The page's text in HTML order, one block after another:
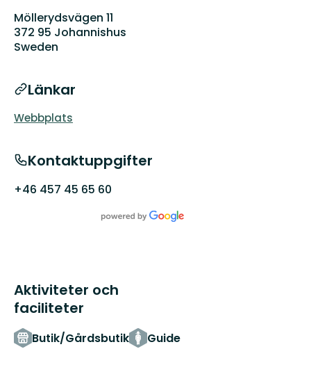
Möllerydsvägen 11
372 95 Johannishus
Sweden
Länkar
Webbplats
Kontaktuppgifter
+46 457 45 65 60
Aktiviteter och
faciliteter
Butik/Gårdsbutik Guide